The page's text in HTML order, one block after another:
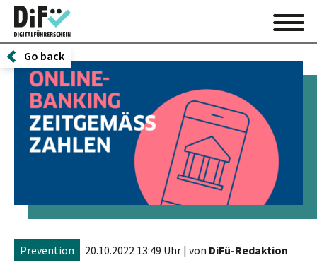
Go back
Prevention 20.10.2022 13:49 Uhr | von DiFü-Redaktion